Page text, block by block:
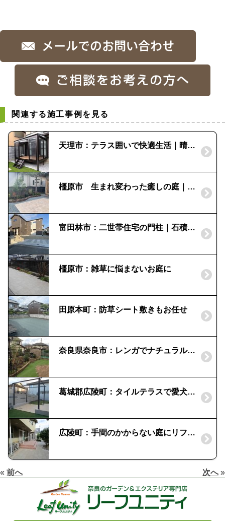
関連する施工事例を見る
天理市：テラス囲いで快適生活｜晴れもようwith
橿原市 生まれ変わった癒しの庭｜石積み補修
富田林市：二世帯住宅の門柱｜石積みを残した外構
橿原市：雑草に悩まないお庭に
田原本町：防草シート敷きもお任せ
奈良県奈良市：レンガでナチュラルガーデン｜人工芝でメンテナンスフリー
葛城郡広陵町：タイルテラスで愛犬の走り回れる庭｜板塀の目隠し
広陵町：手間のかからない庭にリフォーム！｜雑草対策
« 前へ 次へ»